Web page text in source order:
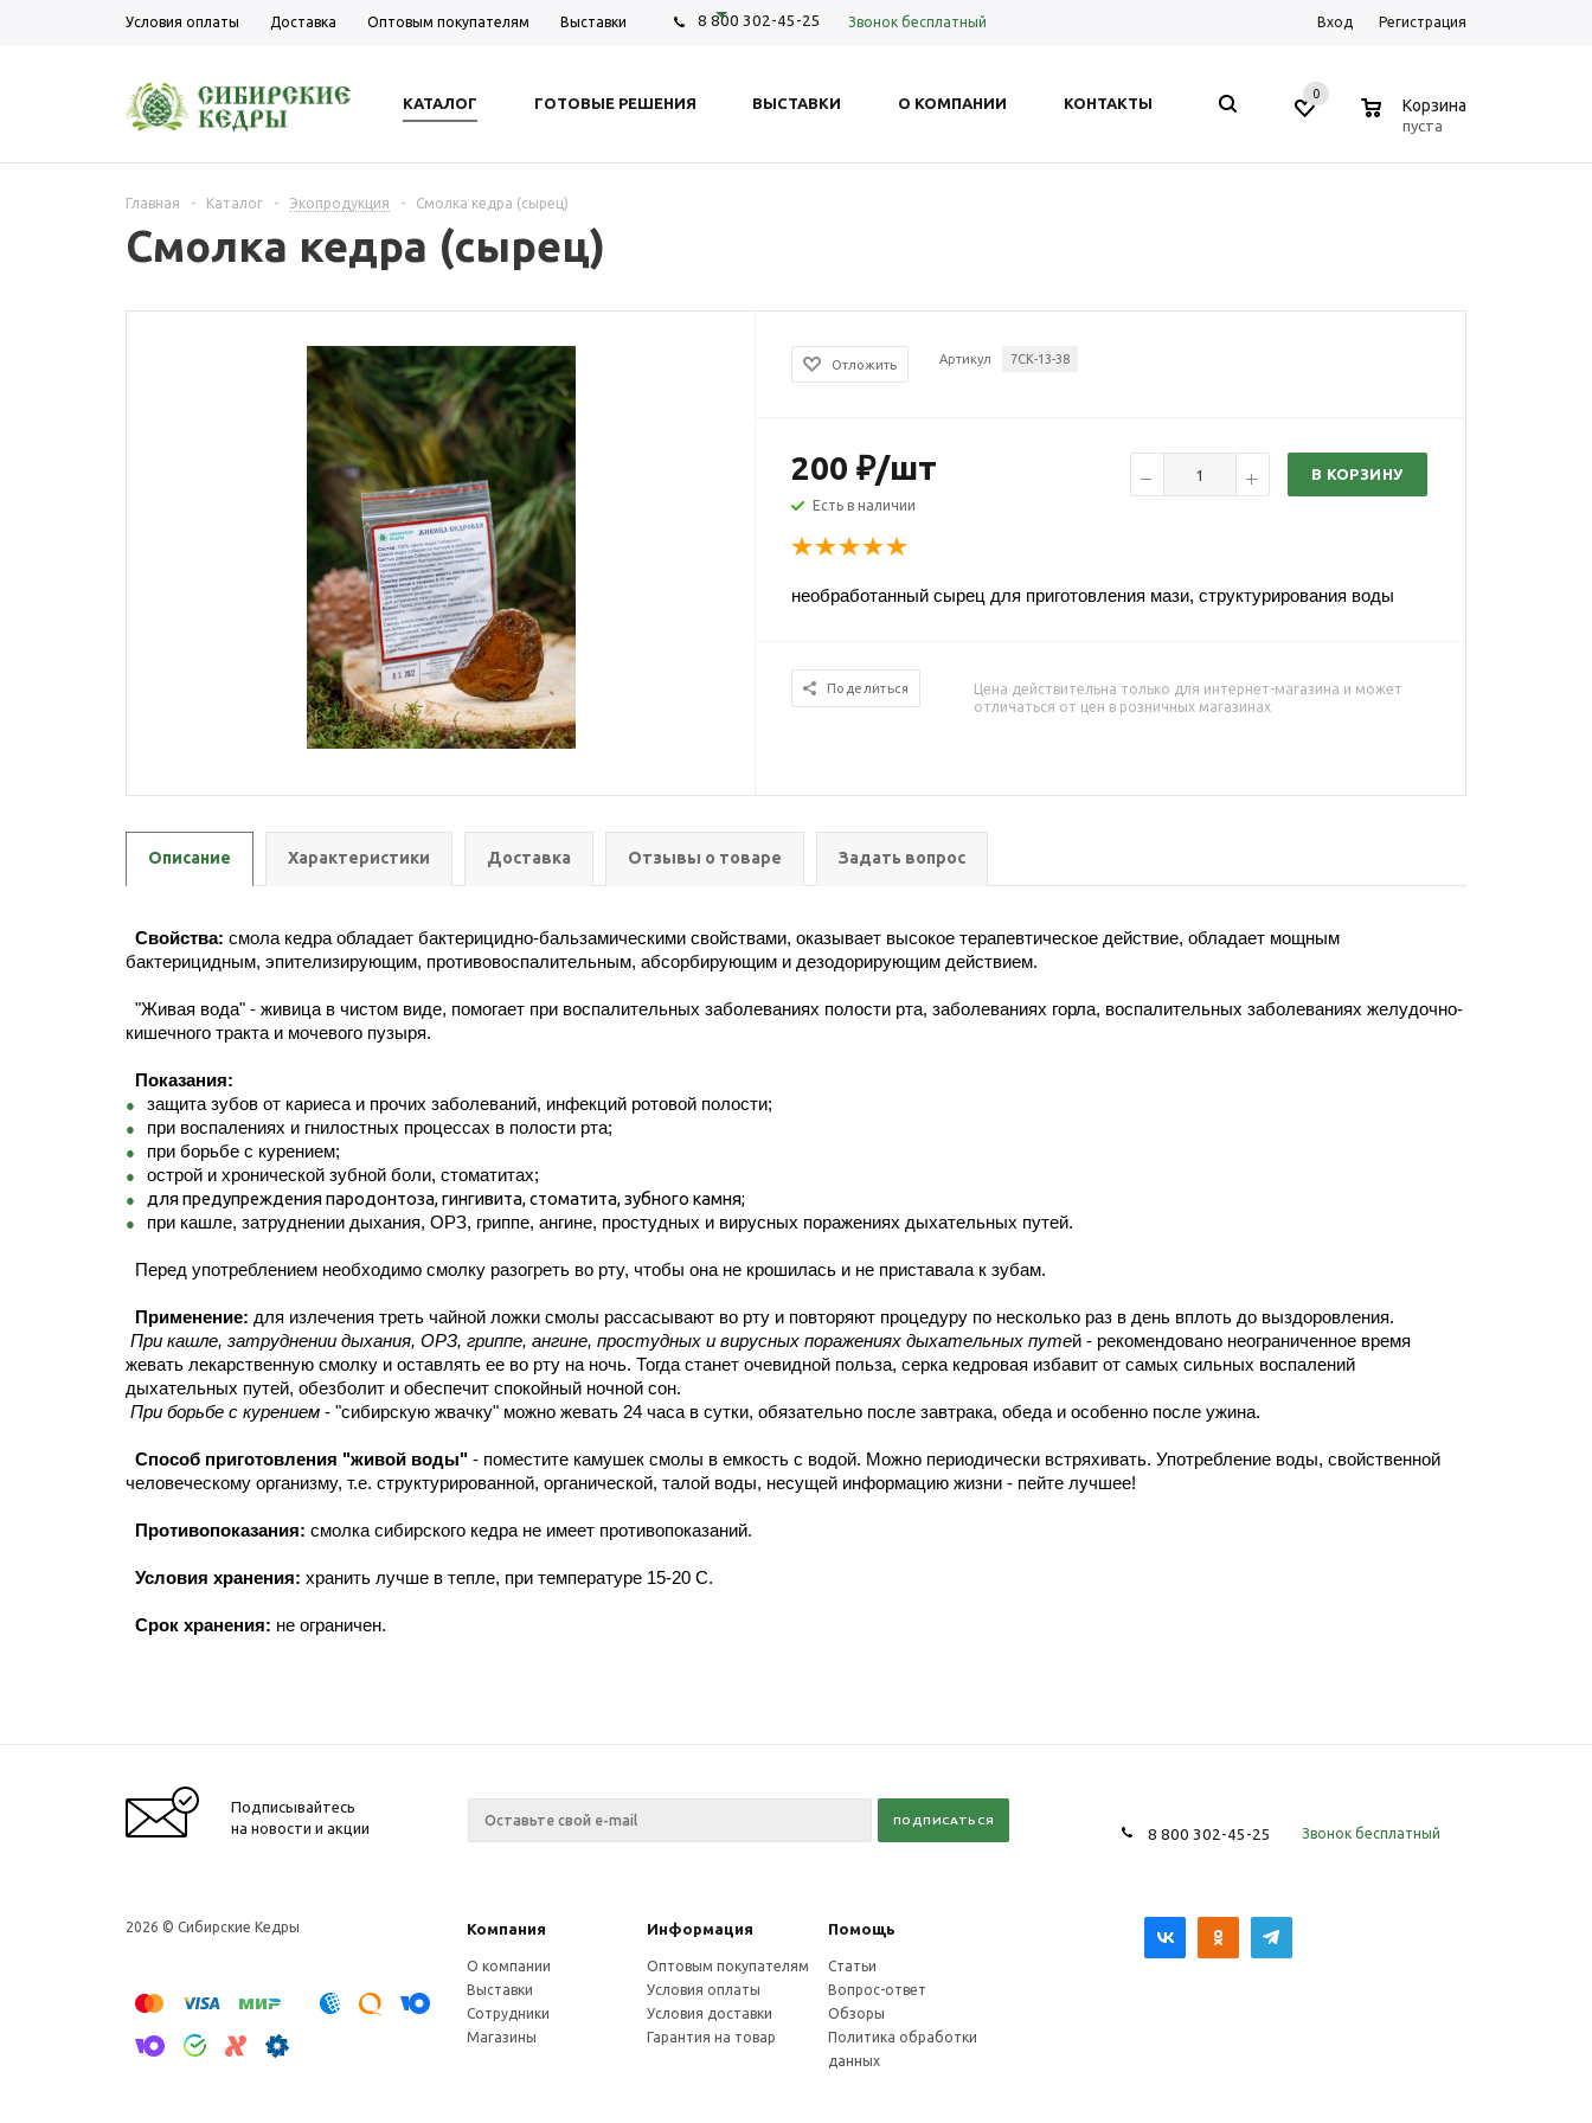
Условия оплаты Доставка Оптовым покупателям Выставки 8 800 302-45-25 Звонок бесплатный Вход Регистрация
КАТАЛОГ ГОТОВЫЕ РЕШЕНИЯ ВЫСТАВКИ О КОМПАНИИ КОНТАКТЫ
0
Корзина
пуста
Главная - Каталог - Экопродукция - Смолка кедра (сырец)
Смолка кедра (сырец)
Отложить Артикул 7СК-13-38
200 ₽/шт
Есть в наличии
В КОРЗИНУ
необработанный сырец для приготовления мази, структурирования воды
Поделиться
Цена действительна только для интернет-магазина и может
отличаться от цен в розничных магазинах
Описание Характеристики Доставка Отзывы о товаре Задать вопрос
Свойства: смола кедра обладает бактерицидно-бальзамическими свойствами, оказывает высокое терапевтическое действие, обладает мощным
бактерицидным, эпителизирующим, противовоспалительным, абсорбирующим и дезодорирующим действием.
"Живая вода" - живица в чистом виде, помогает при воспалительных заболеваниях полости рта, заболеваниях горла, воспалительных заболеваниях желудочно-
кишечного тракта и мочевого пузыря.
Показания:
защита зубов от кариеса и прочих заболеваний, инфекций ротовой полости;
при воспалениях и гнилостных процессах в полости рта;
при борьбе с курением;
острой и хронической зубной боли, стоматитах;
для предупрежденияпародонтоза, гингивита, стоматита, зубного камня;
при кашле, затруднении дыхания, ОРЗ, гриппе, ангине, простудных и вирусных поражениях дыхательных путей.
Перед употреблением необходимо смолку разогреть во рту, чтобы она не крошилась и не приставала к зубам.
Применение: для излечения треть чайной ложки смолы рассасывают во рту и повторяют процедуру по несколько раз в день вплоть до выздоровления.
При кашле, затруднении дыхания, ОРЗ, гриппе, ангине, простудных и вирусных поражениях дыхательных путей - рекомендовано неограниченное время
жевать лекарственную смолку и оставлять ее во рту на ночь. Тогда станет очевидной польза, серка кедровая избавит от самых сильных воспалений
дыхательных путей, обезболит и обеспечит спокойный ночной сон.
При борьбе с курением - "сибирскую жвачку" можно жевать 24 часа в сутки, обязательно после завтрака, обеда и особенно после ужина.
Способ приготовления "живой воды" - поместите камушек смолы в емкость с водой. Можно периодически встряхивать. Употребление воды, свойственной
человеческому организму, т.е. структурированной, органической, талой воды, несущей информацию жизни - пейте лучшее!
Противопоказания: смолка сибирского кедра не имеет противопоказаний.
Условия хранения: хранить лучше в тепле, при температуре 15-20 С.
Срок хранения: не ограничен.
Подписывайтесь
на новости и акции
8 800 302-45-25 Звонок бесплатный
2026 © Сибирские Кедры Компания Информация Помощь
О компании
Выставки
Сотрудники
Магазины
Оптовым покупателям
Условия оплаты
Условия доставки
Гарантия на товар
Статьи
Вопрос-ответ
Обзоры
Политика обработки
данных